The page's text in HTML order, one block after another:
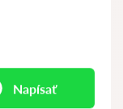
Napísať